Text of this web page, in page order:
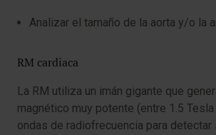
Analizar el tamaño de la aorta y/o la
RM cardiaca
La RM utiliza un imán gigante que
magnético muy potente (entre 1.5
ondas de radiofrecuencia para